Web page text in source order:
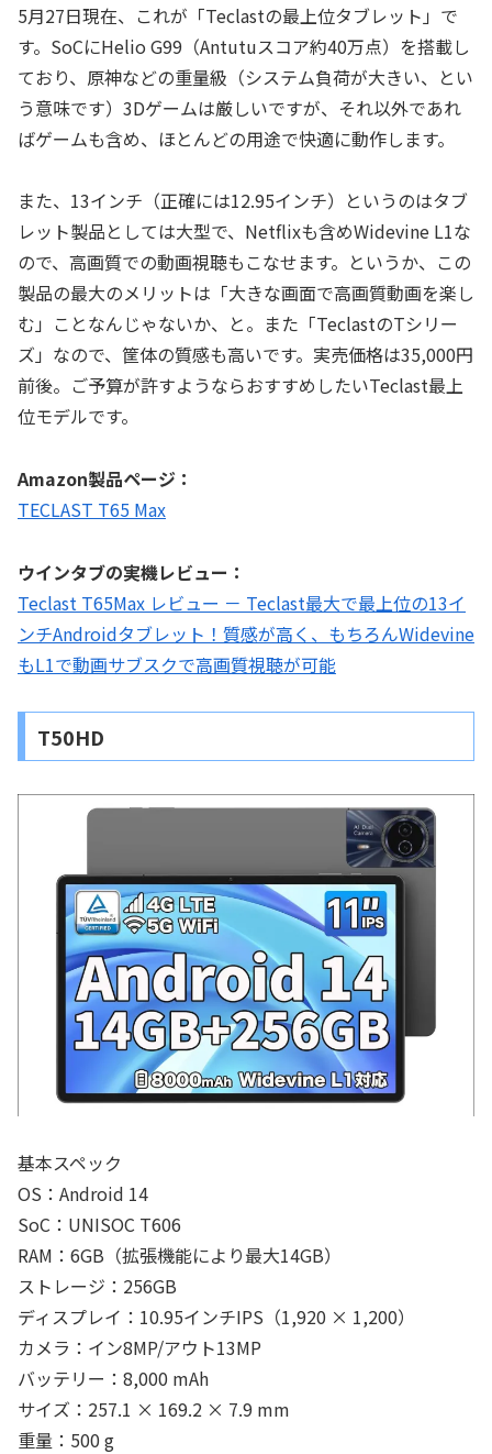
5月27日現在、これが「Teclastの最上位タブレット」で
す。SoCにHelio G99（Antutuスコア約40万点）を搭載し
ており、原神などの重量級（システム負荷が大きい、とい
う意味です）3Dゲームは厳しいですが、それ以外であれ
ばゲームも含め、ほとんどの用途で快適に動作します。
また、13インチ（正確には12.95インチ）というのはタブ
レット製品としては大型で、Netflixも含めWidevine L1な
ので、高画質での動画視聴もこなせます。というか、この
製品の最大のメリットは「大きな画面で高画質動画を楽し
む」ことなんじゃないか、と。また「TeclastのTシリー
ズ」なので、筐体の質感も高いです。実売価格は35,000円
前後。ご予算が許すようならおすすめしたいTeclast最上
位モデルです。
Amazon製品ページ：
TECLAST T65 Max
ウインタブの実機レビュー：
Teclast T65Max レビュー － Teclast最大で最上位の13イ
ンチAndroidタブレット！質感が高く、もちろんWidevine
もL1で動画サブスクで高画質視聴が可能
T50HD
基本スペック
OS：Android 14
SoC：UNISOC T606
RAM：6GB（拡張機能により最大14GB）
ストレージ：256GB
ディスプレイ：10.95インチIPS（1,920 × 1,200）
カメラ：イン8MP/アウト13MP
バッテリー：8,000 mAh
サイズ：257.1 × 169.2 × 7.9 mm
重量：500 g